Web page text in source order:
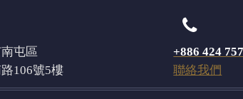
屯區
106號5樓
+886 424
聯絡我們